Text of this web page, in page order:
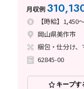
月収例
【時給】1,450
岡山県美作市
62845-00
キープす